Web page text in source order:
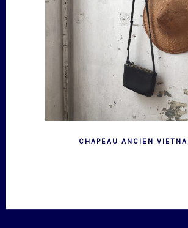
CHAPEAU ANCIEN